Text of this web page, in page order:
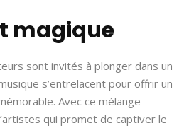
magique
sont invités à plonger dans un
s’entrelacent pour offrir un
Avec ce mélange
qui promet de captiver le